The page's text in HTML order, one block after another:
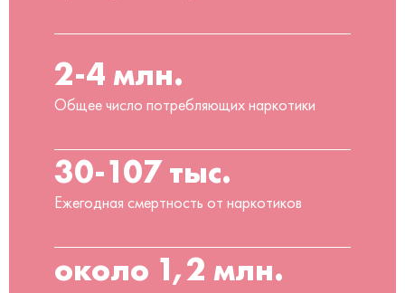
2-4 млн.
Общее число потребляющих наркотики
30-107 тыс.
Ежегодная смертность от наркотиков
около 1,2 млн.